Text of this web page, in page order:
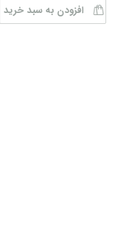
افزودن به سبد خرید